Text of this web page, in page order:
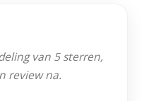
van 5 sterren,
review na.